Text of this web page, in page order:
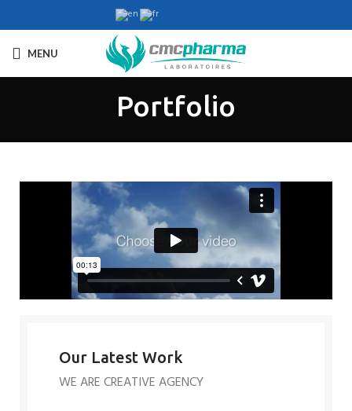
MENU
Portfolio
Our Latest Work
WE ARE CREATIVE AGENCY